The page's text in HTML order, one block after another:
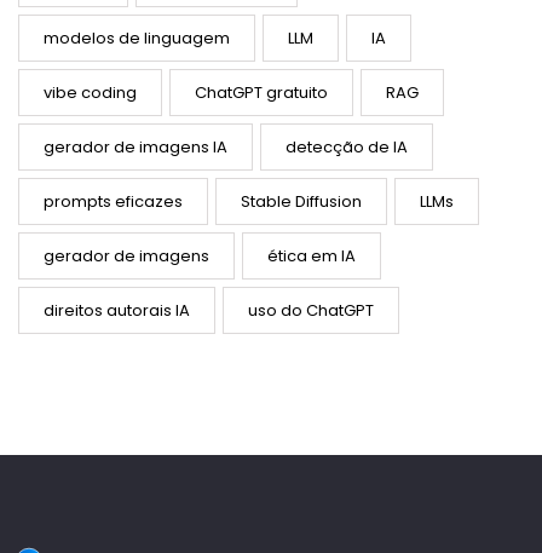
modelos de linguagem LLM IA
vibe coding ChatGPT gratuito RAG
gerador de imagens IA detecção de IA
prompts eficazes Stable Diffusion LLMs
gerador de imagens ética em IA
direitos autorais IA uso do ChatGPT